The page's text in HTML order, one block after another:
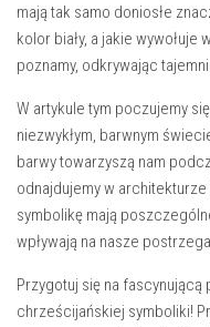
mają tak samo doniosłe
kolor biały, a jakie⁢ wywołuje
poznamy, ⁣odkrywając
W artykule tym poczujemy
niezwykłym, barwnym
barwy towarzyszą nam
odnajdujemy w architekturze
symbolikę mają
wpływają na nasze
Przygotuj się na
chrześcijańskiej symboliki!